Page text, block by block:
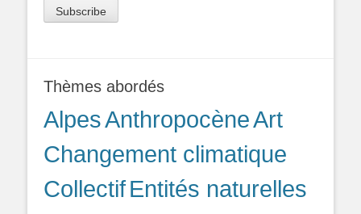
Thèmes abordés
AlpesAnthropocèneArt
Changement climatique
CollectifEntités naturelles